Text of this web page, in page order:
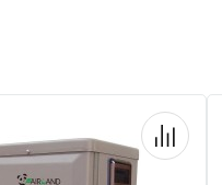
для бассейнов